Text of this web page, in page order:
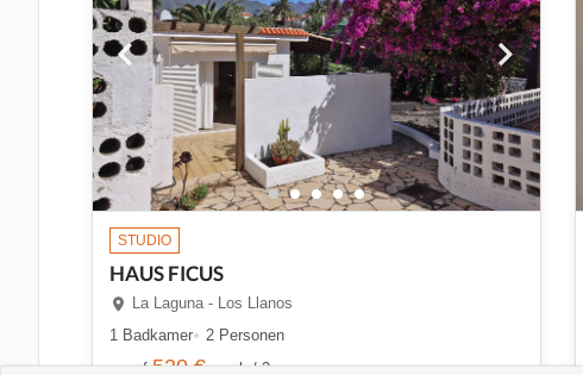
STUDIO
HAUS FICUS
La Laguna - Los Llanos
1 Badkamer
2 Personen
vanaf520 €week / 2 personen